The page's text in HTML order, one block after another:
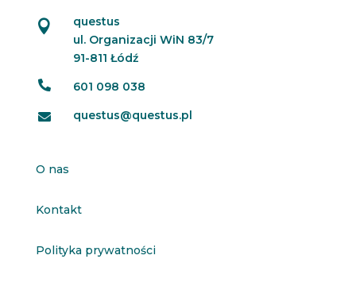

questus
ul. Organizacji WiN 83/7
91-811 Łódź
 601 098 038
 questus@questus.pl
O nas
Kontakt
Polityka prywatności